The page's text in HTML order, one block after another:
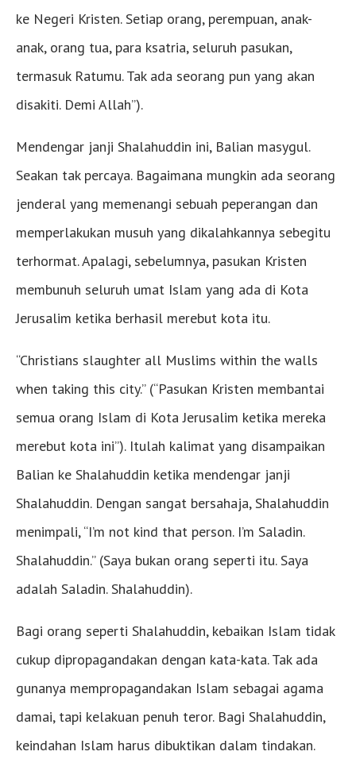
ke Negeri Kristen. Setiap orang, perempuan, anak-
anak, orang tua, para ksatria, seluruh pasukan,
termasuk Ratumu. Tak ada seorang pun yang akan
disakiti. Demi Allah”).
Mendengar janji Shalahuddin ini, Balian masygul.
Seakan tak percaya. Bagaimana mungkin ada seorang
jenderal yang memenangi sebuah peperangan dan
memperlakukan musuh yang dikalahkannya sebegitu
terhormat. Apalagi, sebelumnya, pasukan Kristen
membunuh seluruh umat Islam yang ada di Kota
Jerusalim ketika berhasil merebut kota itu.
“Christians slaughter all Muslims within the walls
when taking this city.” (“Pasukan Kristen membantai
semua orang Islam di Kota Jerusalim ketika mereka
merebut kota ini”). Itulah kalimat yang disampaikan
Balian ke Shalahuddin ketika mendengar janji
Shalahuddin. Dengan sangat bersahaja, Shalahuddin
menimpali, “I’m not kind that person. I’m Saladin.
Shalahuddin.” (Saya bukan orang seperti itu. Saya
adalah Saladin. Shalahuddin).
Bagi orang seperti Shalahuddin, kebaikan Islam tidak
cukup dipropagandakan dengan kata-kata. Tak ada
gunanya mempropagandakan Islam sebagai agama
damai, tapi kelakuan penuh teror. Bagi Shalahuddin,
keindahan Islam harus dibuktikan dalam tindakan.